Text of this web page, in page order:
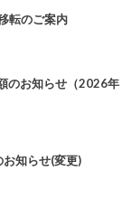
転のご案内
のお知らせ（2026年
知らせ(変更)